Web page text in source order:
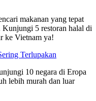
makanan yang tepat
5 restoran halal di
ke Vietnam ya!
Terlupakan
10 negara di Eropa
lebih murah dan luar